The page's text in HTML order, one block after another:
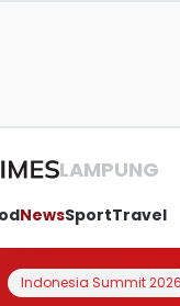
LAMPUNG
NewsSportTravel
Indonesia Summit 2026